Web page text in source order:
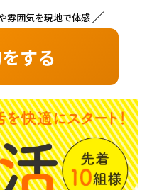
雰囲気を現地で体感
する